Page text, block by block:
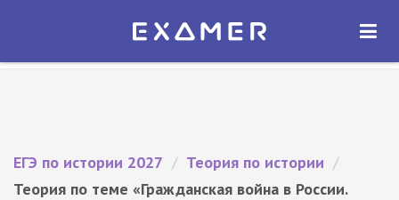
Экзамер — ЕГЭ 2027
ОТКРЫТЬ
ЕГЭ по истории 2027 / Теория по истории /
Теория по теме «Гражданская война в России.